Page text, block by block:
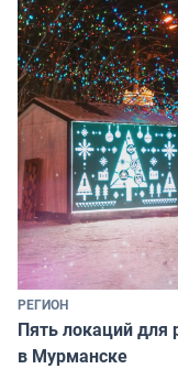
РЕГИОН
Пять локаций для
в Мурманске